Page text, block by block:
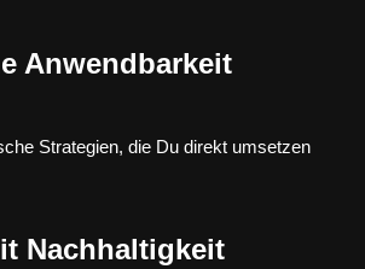
Anwendbarkeit
Strategien, die Du direkt umsetzen
Nachhaltigkeit